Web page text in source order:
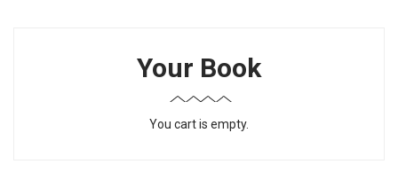
Your Book
You cart is empty.